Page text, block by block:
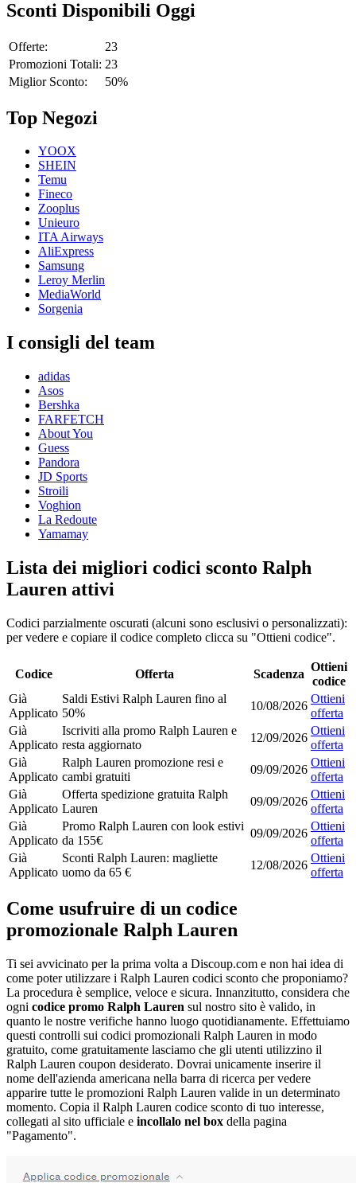
Sconti Disponibili Oggi
Offerte:
23
Promozioni Totali: 23
Miglior Sconto:
50%
Top Negozi
YOOX
SHEIN
Temu
Fineco
Zooplus
Unieuro
ITA Airways
AliExpress
Samsung
Leroy Merlin
MediaWorld
Sorgenia
I consigli del team
adidas
Asos
Bershka
FARFETCH
About You
Guess
Pandora
JD Sports
Stroili
Voghion
La Redoute
Yamamay
Lista dei migliori codici sconto Ralph
Lauren attivi
Codici parzialmente oscurati (alcuni sono esclusivi o personalizzati):
per vedere e copiare il codice completo clicca su "Ottieni codice".
Codice Offerta Scadenza
Ottieni
codice
Già
Applicato
Saldi Estivi Ralph Lauren fino al
50%
10/08/2026
Ottieni
offerta
Già
Applicato
Iscriviti alla promo Ralph Lauren e
resta aggiornato
12/09/2026
Ottieni
offerta
Già
Applicato
Ralph Lauren promozione resi e
cambi gratuiti
09/09/2026
Ottieni
offerta
Già
Applicato
Offerta spedizione gratuita Ralph
Lauren
09/09/2026
Ottieni
offerta
Già
Applicato
Promo Ralph Lauren con look estivi
da 155€
09/09/2026
Ottieni
offerta
Già
Applicato
Sconti Ralph Lauren: magliette
uomo da 65 €
12/08/2026
Ottieni
offerta
Come usufruire di un codice
promozionale Ralph Lauren
Ti sei avvicinato per la prima volta a Discoup.com e non hai idea di
come poter utilizzare i Ralph Lauren codici sconto che proponiamo?
La procedura è semplice, veloce e sicura. Innanzitutto, considera che
ogni codice promo Ralph Lauren sul nostro sito è valido, in
quanto le nostre verifiche hanno luogo quotidianamente. Effettuiamo
questi controlli sui codici promozionali Ralph Lauren in modo
gratuito, come gratuitamente lasciamo che gli utenti utilizzino il
Ralph Lauren coupon desiderato. Dovrai unicamente inserire il
nome dell'azienda americana nella barra di ricerca per vedere
apparire tutte le promozioni Ralph Lauren valide in un determinato
momento. Copia il Ralph Lauren codice sconto di tuo interesse,
collegati al sito ufficiale e incollalo nel box della pagina
"Pagamento".